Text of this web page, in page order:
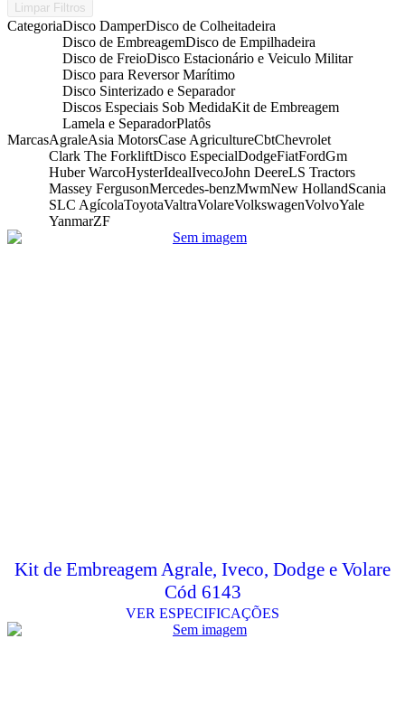
Limpar Filtros
CategoriaDisco DamperDisco de Colheitadeira
Disco de EmbreagemDisco de Empilhadeira
Disco de FreioDisco Estacionário e Veiculo Militar
Disco para Reversor Marítimo
Disco Sinterizado e Separador
Discos Especiais Sob MedidaKit de Embreagem
Lamela e SeparadorPlatôs
MarcasAgraleAsia MotorsCase AgricultureCbtChevrolet
Clark The ForkliftDisco EspecialDodgeFiatFordGm
Huber WarcoHysterIdealIvecoJohn DeereLS Tractors
Massey FergusonMercedes-benzMwmNew HollandScania
SLC AgícolaToyotaValtraVolareVolkswagenVolvoYale
YanmarZF
Kit de Embreagem Agrale, Iveco, Dodge e Volare
Cód 6143
VER ESPECIFICAÇÕES